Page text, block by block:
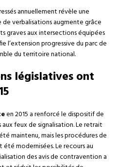
annuellement révèle une
verbalisations augmente grâce
graves aux intersections équipées
l’extension progressive du parc de
du territoire national.
législatives ont
en 2015 a renforcé le dispositif de
feux de signalisation. Le retrait
maintenu, mais les procédures de
modernisées. Le recours au
des avis de contravention a